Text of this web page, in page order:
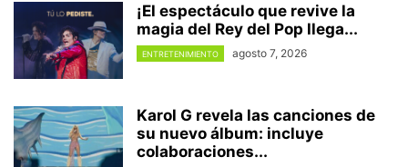
¡El espectáculo que revive la
magia del Rey del Pop llega...
ENTRETENIMIENTO agosto 7, 2026
Karol G revela las canciones de
su nuevo álbum: incluye
colaboraciones...